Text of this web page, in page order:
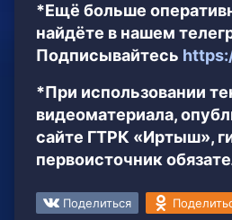
*Ещё больше
найдёте в нашем
Подписывайтесь
*При использовании
видеоматериала,
сайте ГТРК «Иртыш»,
первоисточник
Поделиться